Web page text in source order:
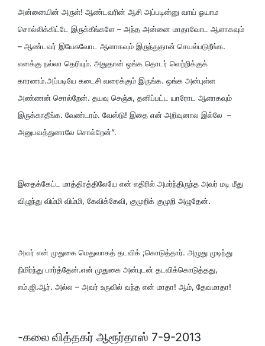
அன்னையின் அருள்! ஆண்டவரின் ஆசி அப்படின்னு வாய் ஓயாம
சொல்லிக்கிட்டே இருக்கீங்களே – அந்த அன்னை மாதாவோட ஆளாகவும்
– ஆண்டவர் இயேசுவோட ஆளாகவும் இருந்துதான் செயல்படுறீங்க.
எனக்கு நல்லா தெரியும். அதுதான் ஒங்க தொடர் வெற்றிக்குக்
காரணம்.அப்படியே கடைசி வரைக்கும் இருங்க. ஒங்க அன்புள்ள
அண்ணன் சொல்றேன். தயவு செஞ்சு, தனிப்பட்ட யாரோட ஆளாகவும்
இருக்காதீங்க. வேண்டாம். வேஸ்டு! இதை என் அறிவுனால இல்லே –
அனுபவத்துனாலே சொல்றேன்”.
இதைக்கேட்ட மாத்திரத்திலேயே என் எதிரில் அமர்ந்திருந்த அவர் மடி மீது
விழுந்து விம்மி விம்மி, கேவிக்கேவி, குமுறிக் குமுறி அழுதேன்.
அவர் என் முதுகை மெதுவாகத் தடவிக் ;கொடுத்தார். அழுது முடிந்து
நிமிர்ந்து பார்த்தேன்.என் முதுகை அன்புடன் தடவிக்கொடுத்தது,
எம்.ஜி.ஆர். அல்ல – அவர் உருவில் வந்த என் மாதா! ஆம், தேவமாதா!
-கலை வித்தகர் ஆரூர்தாஸ் 7-9-2013